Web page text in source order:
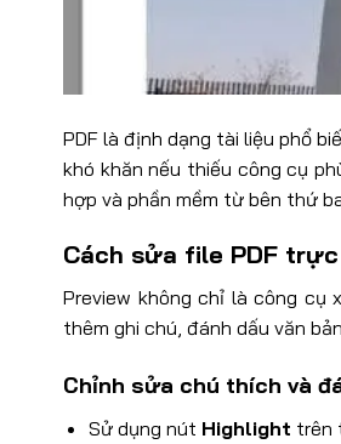
PDF là định dạng tài liệu phổ
khó khăn nếu thiếu công cụ
hợp và phần mềm từ bên thứ
Cách sửa file PDF
Preview không chỉ là công cụ
thêm ghi chú, đánh dấu văn
Chỉnh sửa chú thích và
Sử dụng nút Highlight trên